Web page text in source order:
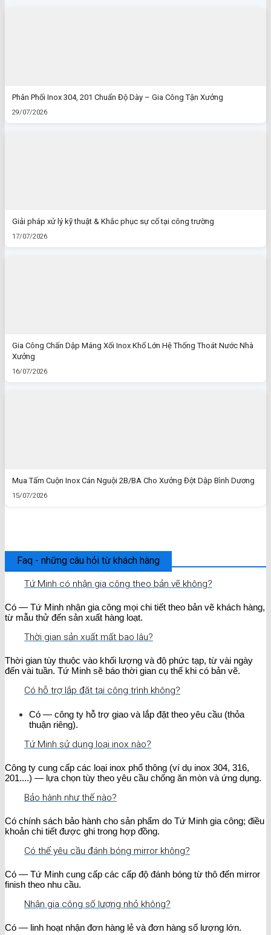
Phân Phối Inox 304, 201 Chuẩn Độ Dày – Gia Công Tận Xưởng
29/07/2026
Giải pháp xử lý kỹ thuật & Khắc phục sự cố tại công trường
17/07/2026
Gia Công Chấn Dập Máng Xối Inox Khổ Lớn Hệ Thống Thoát Nước Nhà
Xưởng
16/07/2026
Mua Tấm Cuộn Inox Cán Nguội 2B/BA Cho Xưởng Đột Dập Bình Dương
15/07/2026
Faq - những câu hỏi từ khách hàng
Tứ Minh có nhận gia công theo bản vẽ không?
Có — Tứ Minh nhận gia công mọi chi tiết theo bản vẽ khách hàng,
từ mẫu thử đến sản xuất hàng loạt.
Thời gian sản xuất mất bao lâu?
Thời gian tùy thuộc vào khối lượng và độ phức tạp, từ vài ngày
đến vài tuần. Tứ Minh sẽ báo thời gian cụ thể khi có bản vẽ.
Có hỗ trợ lắp đặt tại công trình không?
Có — công ty hỗ trợ giao và lắp đặt theo yêu cầu (thỏa
thuận riêng).
Tứ Minh sử dụng loại inox nào?
Công ty cung cấp các loại inox phổ thông (ví dụ inox 304, 316,
201....) — lựa chọn tùy theo yêu cầu chống ăn mòn và ứng dụng.
Bảo hành như thế nào?
Có chính sách bảo hành cho sản phẩm do Tứ Minh gia công; điều
khoản chi tiết được ghi trong hợp đồng.
Có thể yêu cầu đánh bóng mirror không?
Có — Tứ Minh cung cấp các cấp độ đánh bóng từ thô đến mirror
finish theo nhu cầu.
Nhận gia công số lượng nhỏ không?
Có — linh hoạt nhận đơn hàng lẻ và đơn hàng số lượng lớn.